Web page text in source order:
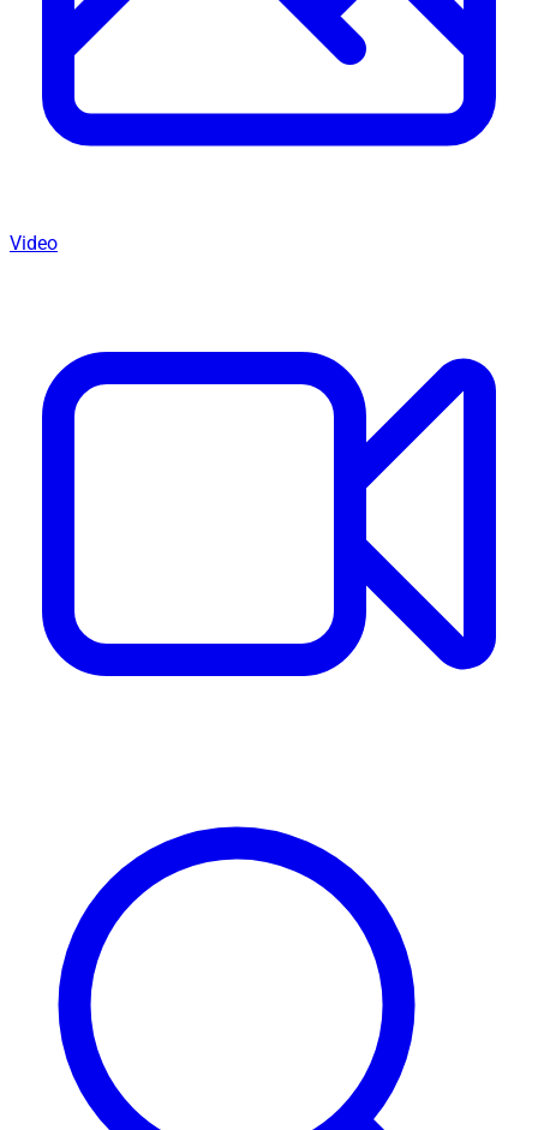
Video